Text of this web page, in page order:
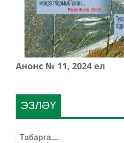
Анонс № 11, 2024 ел
ЭЗЛӘҮ